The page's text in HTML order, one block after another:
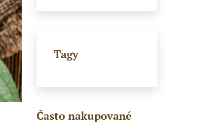
Tagy
Často nakupované